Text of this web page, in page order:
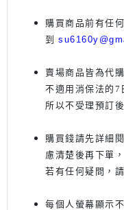
購買商品前有任
到
賣場商品皆為代
不適用消保法的7
所以不受理預訂
購買錢請先詳細
慮清楚後再下單 ，
若有任何疑問，
每個人螢幕顯示